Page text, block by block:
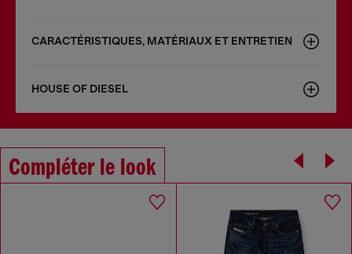
CARACTÉRISTIQUES, MATÉRIAUX ET ENTRETIEN
HOUSE OF DIESEL
Compléter le look